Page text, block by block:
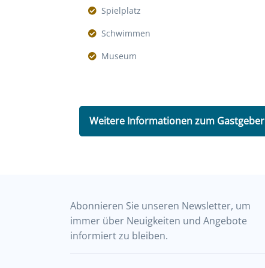
Spielplatz
Schwimmen
Museum
Weitere Informationen zum Gastgeber
Abonnieren Sie unseren Newsletter, um
immer über Neuigkeiten und Angebote
informiert zu bleiben.